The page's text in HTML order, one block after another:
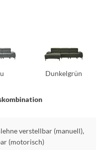
Dunkelgrün
verstellbar (manuell),
(motorisch)